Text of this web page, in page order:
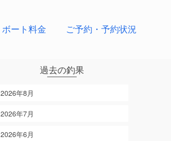
ボート料金 ご予約・予約状況
過去の釣果
2026年8月
2026年7月
2026年6月